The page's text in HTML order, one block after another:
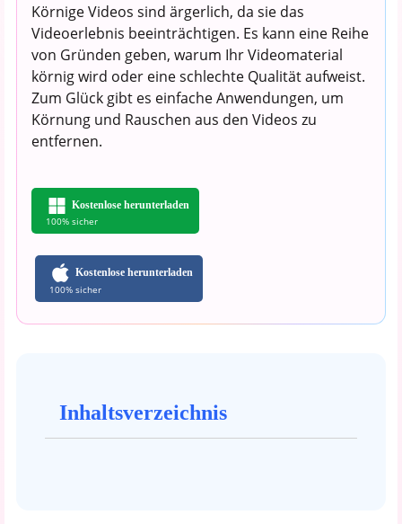
Körnige Videos sind ärgerlich, da sie das
Videoerlebnis beeinträchtigen. Es kann eine Reihe
von Gründen geben, warum Ihr Videomaterial
körnig wird oder eine schlechte Qualität aufweist.
Zum Glück gibt es einfache Anwendungen, um
Körnung und Rauschen aus den Videos zu
entfernen.
Kostenlose herunterladen
100% sicher
Kostenlose herunterladen
100% sicher
Inhaltsverzeichnis